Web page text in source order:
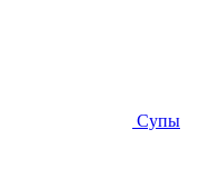
Супы